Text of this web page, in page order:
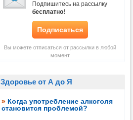
Подпишитесь на рассылку
бесплатно!
Подписаться
Вы можете отписаться от рассылки в любой
момент
Здоровье от А до Я
» Когда употребление алкоголя
становится проблемой?